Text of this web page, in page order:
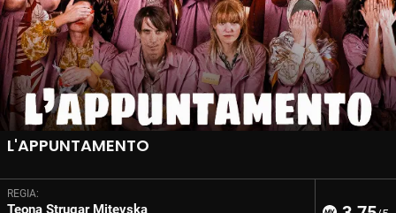
L'APPUNTAMENTO
REGIA:
Teona Strugar Mitevska